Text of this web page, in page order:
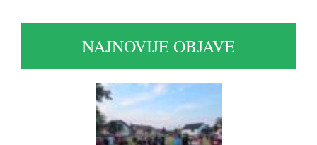
NAJNOVIJE OBJAVE